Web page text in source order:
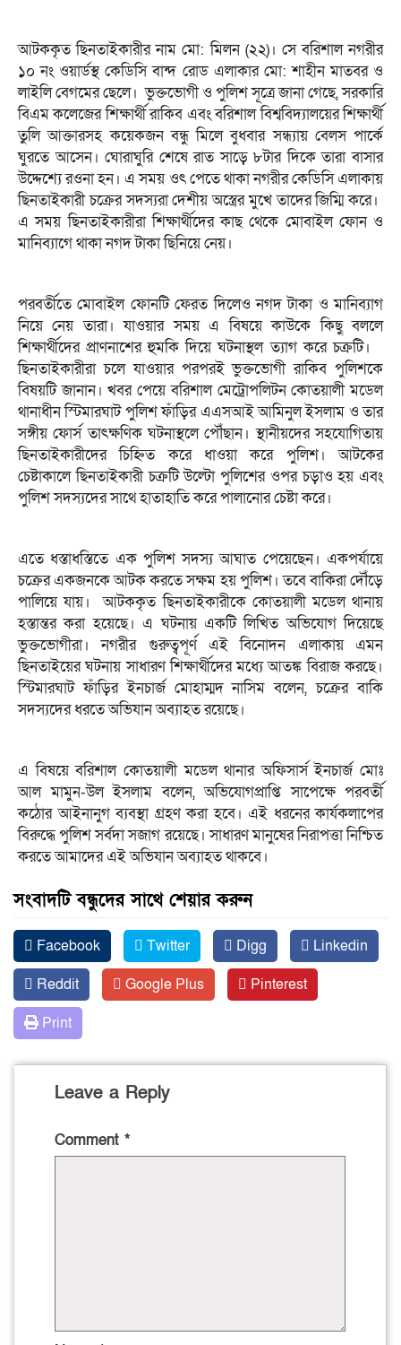
আটককৃত ছিনতাইকারীর নাম মো: মিলন (২২)। সে বরিশাল নগরীর
১০ নং ওয়ার্ডস্থ কেডিসি বান্দ রোড এলাকার মো: শাহীন মাতবর ও
লাইলি বেগমের ছেলে। ​ ​ভুক্তভোগী ও পুলিশ সূত্রে জানা গেছে, সরকারি
বিএম কলেজের শিক্ষার্থী রাকিব এবং বরিশাল বিশ্ববিদ্যালয়ের শিক্ষার্থী
তুলি আক্তারসহ কয়েকজন বন্ধু মিলে বুধবার সন্ধ্যায় বেলস পার্কে
ঘুরতে আসেন। ঘোরাঘুরি শেষে রাত সাড়ে ৮টার দিকে তারা বাসার
উদ্দেশ্যে রওনা হন। এ সময় ওৎ পেতে থাকা নগরীর কেডিসি এলাকায়
ছিনতাইকারী চক্রের সদস্যরা দেশীয় অস্ত্রের মুখে তাদের জিম্মি করে। ​
এ সময় ছিনতাইকারীরা শিক্ষার্থীদের কাছ থেকে মোবাইল ফোন ও
মানিব্যাগে থাকা নগদ টাকা ছিনিয়ে নেয়।
পরবর্তীতে মোবাইল ফোনটি ফেরত দিলেও নগদ টাকা ও মানিব্যাগ
নিয়ে নেয় তারা। যাওয়ার সময় এ বিষয়ে কাউকে কিছু বললে
শিক্ষার্থীদের প্রাণনাশের হুমকি দিয়ে ঘটনাস্থল ত্যাগ করে চক্রটি। ​ ​
ছিনতাইকারীরা চলে যাওয়ার পরপরই ভুক্তভোগী রাকিব পুলিশকে
বিষয়টি জানান। খবর পেয়ে বরিশাল মেট্রোপলিটন কোতয়ালী মডেল
থানাধীন স্টিমারঘাট পুলিশ ফাঁড়ির এএসআই আমিনুল ইসলাম ও তার
সঙ্গীয় ফোর্স তাৎক্ষণিক ঘটনাস্থলে পৌঁছান। স্থানীয়দের সহযোগিতায়
ছিনতাইকারীদের চিহ্নিত করে ধাওয়া করে পুলিশ। ​আটকের
চেষ্টাকালে ছিনতাইকারী চক্রটি উল্টো পুলিশের ওপর চড়াও হয় এবং
পুলিশ সদস্যদের সাথে হাতাহাতি করে পালানোর চেষ্টা করে।
এতে ধস্তাধস্তিতে এক পুলিশ সদস্য আঘাত পেয়েছেন। একপর্যায়ে
চক্রের একজনকে আটক করতে সক্ষম হয় পুলিশ। তবে বাকিরা দৌঁড়ে
পালিয়ে যায়। ​ ​আটককৃত ছিনতাইকারীকে কোতয়ালী মডেল থানায়
হস্তান্তর করা হয়েছে। এ ঘটনায় একটি লিখিত অভিযোগ দিয়েছে
ভুক্তভোগীরা। নগরীর গুরুত্বপূর্ণ এই বিনোদন এলাকায় এমন
ছিনতাইয়ের ঘটনায় সাধারণ শিক্ষার্থীদের মধ্যে আতঙ্ক বিরাজ করছে।
স্টিমারঘাট ফাঁড়ির ইনচার্জ মোহাম্মদ নাসিম বলেন, চক্রের বাকি
সদস্যদের ধরতে অভিযান অব্যাহত রয়েছে।
এ বিষয়ে বরিশাল কোতয়ালী মডেল থানার অফিসার্স ইনচার্জ মোঃ
আল মামুন-উল ইসলাম বলেন, অভিযোগপ্রাপ্তি সাপেক্ষে পরবর্তী
কঠোর আইনানুগ ব্যবস্থা গ্রহণ করা হবে। এই ধরনের কার্যকলাপের
বিরুদ্ধে পুলিশ সর্বদা সজাগ রয়েছে। সাধারণ মানুষের নিরাপত্তা নিশ্চিত
করতে আমাদের এই অভিযান অব্যাহত থাকবে।
সংবাদটি বন্ধুদের সাথে শেয়ার করুন
Facebook Twitter Digg
Linkedin
Reddit
Google Plus
Pinterest
Print
Leave a Reply
Comment *